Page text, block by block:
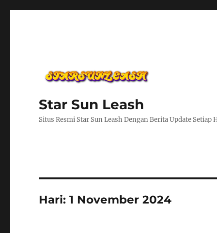
Star Sun Leash
Situs Resmi Star Sun Leash Dengan Berita Update Setiap
Hari:1 November 2024